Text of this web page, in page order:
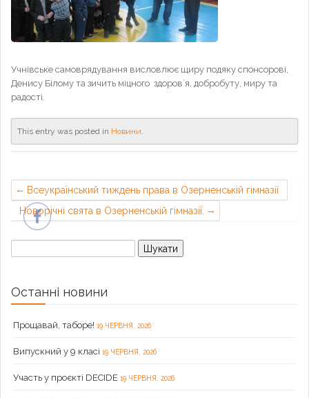
Учнівське самоврядування висловлює щиру подяку спонсорові,
Денису Білому та зичить міцного здоров`я, добробуту, миру та
радості.
This entry was posted in Новини.
Всеукраїнський тиждень права в Озерненській гімназії
Новорічні свята в Озерненській гімназії.
Пошук:
Останні новини
Прощавай, таборе! 19 ЧЕРВНЯ, 2026
Випускний у 9 класі 19 ЧЕРВНЯ, 2026
Участь у проєкті DECIDE 19 ЧЕРВНЯ, 2026